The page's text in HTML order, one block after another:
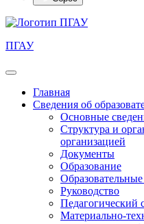
ПГАУ
Главная
Сведения об
Основные
Структура и
организацией
Документы
Образование
Руководство
Педагогический
Материально-